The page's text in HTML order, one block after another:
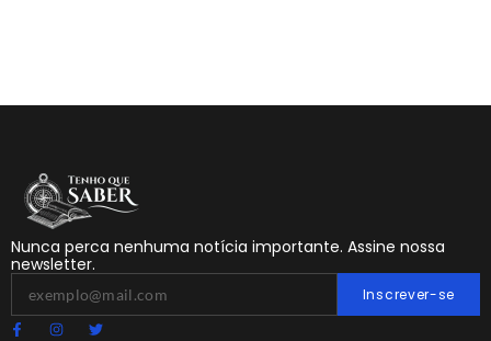
Nunca perca nenhuma notícia importante. Assine nossa
newsletter.
Inscrever-se